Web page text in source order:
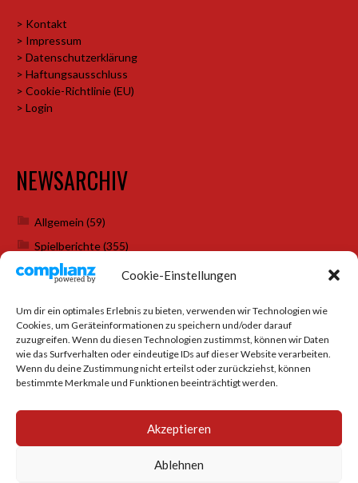
Cookie-Einstellungen
Um dir ein optimales Erlebnis zu bieten, verwenden wir Technologien wie
Cookies, um Geräteinformationen zu speichern und/oder darauf
zuzugreifen. Wenn du diesen Technologien zustimmst, können wir Daten
wie das Surfverhalten oder eindeutige IDs auf dieser Website verarbeiten.
Wenn du deine Zustimmung nicht erteilst oder zurückziehst, können
bestimmte Merkmale und Funktionen beeinträchtigt werden.
Akzeptieren
Ablehnen
> Kontakt
> Impressum
> Datenschutzerklärung
> Haftungsausschluss
> Cookie-Richtlinie (EU)
> Login
NEWSARCHIV
Allgemein (59)
Spielberichte(355)
Weihnachtsfeiern(7)
SOCIAL MEDIA